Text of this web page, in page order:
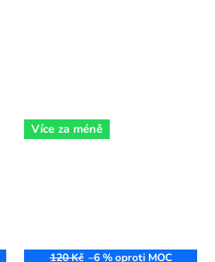
Více za méně
120 Kč –6 %